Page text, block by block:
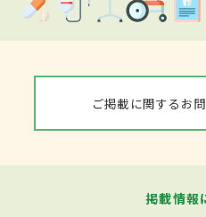
ご掲載に関するお
掲載情報